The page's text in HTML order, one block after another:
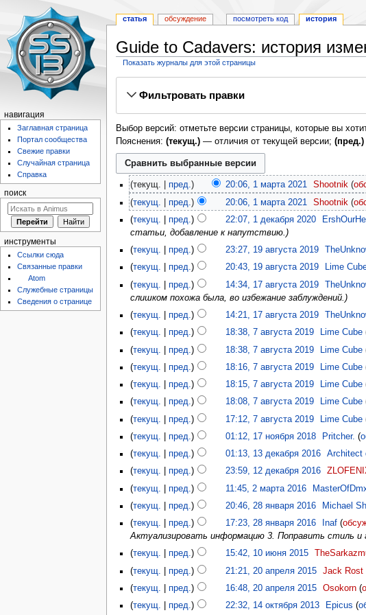
Guide to Cadavers: история
Показать журналы для этой страницы
Фильтровать правки
Выбор версий: отметьте версии страницы, которые вы
Пояснения: (текущ.)— отличия от текущей версии; (пред.)
текущ. пред. 20:06, 1 марта 2021‎ Shootnik
текущ.
пред. 20:06, 1 марта 2021 Shootnik
текущ.
пред. 22:07, 1 декабря 2020‎
статьи, добавление к напутствию.
текущ.
пред. 23:27, 19 августа 2019‎
текущ.
пред. 20:43, 19 августа 2019‎ Lime
текущ.
пред. 14:34, 17 августа 2019‎
слишком похожа была, во избежание заблуждений.
текущ.
пред. 14:21, 17 августа 2019‎
текущ.
пред. 18:38, 7 августа 2019‎ Lime Cube
текущ.
пред. 18:38, 7 августа 2019‎ Lime Cube
текущ.
пред. 18:16, 7 августа 2019‎ Lime Cube
текущ.
пред. 18:15, 7 августа 2019‎ Lime Cube
текущ.
пред. 18:08, 7 августа 2019‎ Lime Cube
текущ.
пред. 17:12, 7 августа 2019‎ Lime Cube
текущ.
пред. 01:12, 17 ноября 2018‎ Pritcher.
текущ.
пред. 01:13, 13 декабря 2016‎ Architect
текущ.
пред. 23:59, 12 декабря 2016‎
текущ.
пред. 11:45, 2 марта 2016‎
текущ.
пред. 20:46, 28 января 2016‎ Michael
текущ.
пред. 17:23, 28 января 2016‎ Inaf
Актуализировать информацию 3. Поправить стиль
текущ.
пред. 15:42, 10 июня 2015‎
текущ.
пред. 21:21, 20 апреля 2015‎ Jack Rost
текущ.
пред. 16:48, 20 апреля 2015‎ Osokorn
текущ.
пред. 22:32, 14 октября 2013‎ Epicus
статья обсуждение посмотреть код история
навигация
Заглавная страница
Портал сообщества
Свежие правки
Случайная страница
Справка
поиск
инструменты
Ссылки сюда
Связанные правки
Atom
Служебные страницы
Сведения о странице